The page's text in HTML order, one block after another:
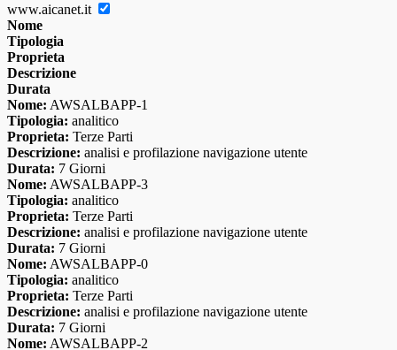
www.aicanet.it
Nome
Tipologia
Proprieta
Descrizione
Durata
Nome: AWSALBAPP-1
Tipologia: analitico
Proprieta: Terze Parti
Descrizione: analisi e profilazione navigazione utente
Durata: 7 Giorni
Nome: AWSALBAPP-3
Tipologia: analitico
Proprieta: Terze Parti
Descrizione: analisi e profilazione navigazione utente
Durata: 7 Giorni
Nome: AWSALBAPP-0
Tipologia: analitico
Proprieta: Terze Parti
Descrizione: analisi e profilazione navigazione utente
Durata: 7 Giorni
Nome: AWSALBAPP-2